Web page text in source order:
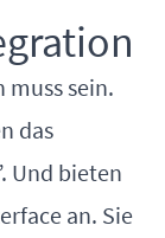
sein.
das
Und bieten
an. Sie